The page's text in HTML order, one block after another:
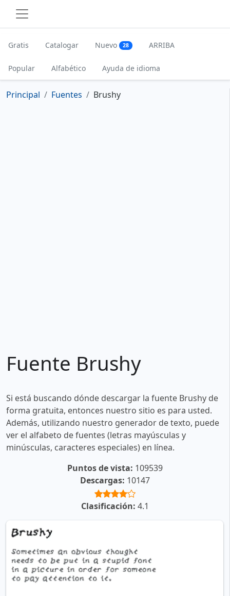
Gratis Catalogar Nuevo 28 ARRIBA
Popular Alfabético Ayuda de idioma
Principal Fuentes Brushy
Fuente Brushy
Si está buscando dónde descargar la fuente Brushy de
forma gratuita, entonces nuestro sitio es para usted.
Además, utilizando nuestro generador de texto, puede
ver el alfabeto de fuentes (letras mayúsculas y
minúsculas, caracteres especiales) en línea.
Puntos de vista: 109539
Descargas: 10147
Clasificación: 4.1